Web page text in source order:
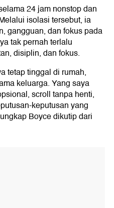
24 jam nonstop dan
isolasi tersebut, ia
gangguan, dan fokus pada
tak pernah terlalu
disiplin, dan fokus.
tetap tinggal di rumah,
keluarga. Yang saya
scroll tanpa henti,
keputusan yang
Boyce dikutip dari